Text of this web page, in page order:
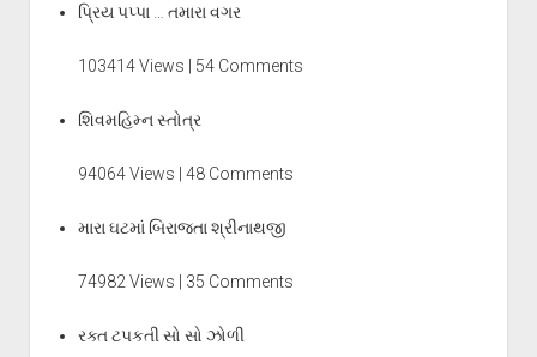
પ્રિય પપ્પા … તમારા વગર
103414 Views | 54 Comments
શિવમહિમ્ન સ્તોત્ર
94064 Views | 48 Comments
મારા ઘટમાં બિરાજતા શ્રીનાથજી
74982 Views | 35 Comments
રક્ત ટપકતી સો સો ઝોળી